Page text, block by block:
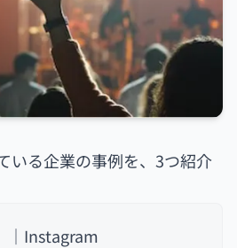
いる企業の事例を、3つ紹介
｜Instagram